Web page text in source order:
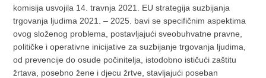
komisija usvojila 14. travnja 2021. EU strategija suzbijanja
trgovanja ljudima 2021. – 2025. bavi se specifičnim aspektima
ovog složenog problema, postavljajući sveobuhvatne pravne,
političke i operativne inicijative za suzbijanje trgovanja ljudima,
od prevencije do osude počinitelja, istodobno ističući zaštitu
žrtava, posebno žene i djecu žrtve, stavljajući poseban